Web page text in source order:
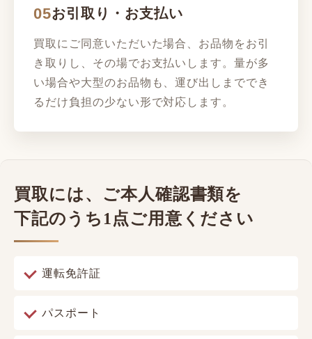
05お引取り・お支払い
買取にご同意いただいた場合、お品物をお引
き取りし、その場でお支払いします。量が多
い場合や大型のお品物も、運び出しまででき
るだけ負担の少ない形で対応します。
買取には、ご本人確認書類を
下記のうち1点ご用意ください
運転免許証
パスポート